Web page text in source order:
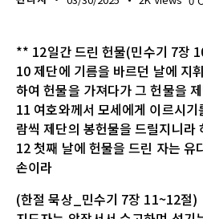
** 12일간 드린 헌물(민수기 7장
10 제단에 기름을 바르던 날에 지
하여 헌물을 가져다가 그 헌물을
11 여호와께서 모세에게 이르시
람씩 제단의 봉헌물을 드릴지니라
12 첫째 날에 헌물을 드린 자는 유
손이라
(한절 묵상_민수기 7장 11~12절)